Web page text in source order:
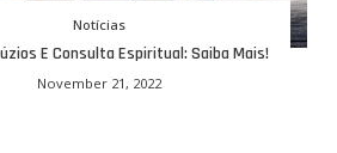
Notícias
E Consulta Espiritual: Saiba Mais!
November 21, 2022